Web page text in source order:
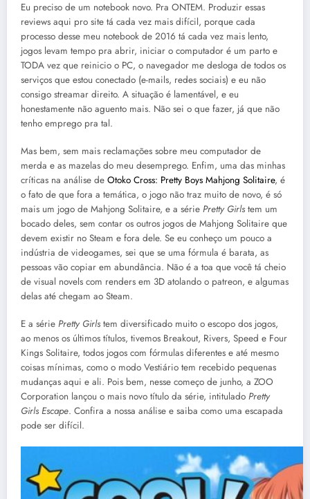
Eu preciso de um notebook novo. Pra ONTEM. Produzir essas
reviews aqui pro site tá cada vez mais difícil, porque cada
processo desse meu notebook de 2016 tá cada vez mais lento,
jogos levam tempo pra abrir, iniciar o computador é um parto e
TODA vez que reinicio o PC, o navegador me desloga de todos os
serviços que estou conectado (e-mails, redes sociais) e eu não
consigo streamar direito. A situação é lamentável, e eu
honestamente não aguento mais. Não sei o que fazer, já que não
tenho emprego pra tal.
Mas bem, sem mais reclamações sobre meu computador de
merda e as mazelas do meu desemprego. Enfim, uma das minhas
críticas na análise de Otoko Cross: Pretty Boys Mahjong Solitaire, é
o fato de que fora a temática, o jogo não traz muito de novo, é só
mais um jogo de Mahjong Solitaire, e a série Pretty Girls tem um
bocado deles, sem contar os outros jogos de Mahjong Solitaire que
devem existir no Steam e fora dele. Se eu conheço um pouco a
indústria de videogames, sei que se uma fórmula é barata, as
pessoas vão copiar em abundância. Não é a toa que você tá cheio
de visual novels com renders em 3D atolando o patreon, e algumas
delas até chegam ao Steam.
E a série Pretty Girls tem diversificado muito o escopo dos jogos,
ao menos os últimos títulos, tivemos Breakout, Rivers, Speed e Four
Kings Solitaire, todos jogos com fórmulas diferentes e até mesmo
coisas mínimas, como o modo Vestiário tem recebido pequenas
mudanças aqui e ali. Pois bem, nesse começo de junho, a ZOO
Corporation lançou o mais novo título da série, intitulado Pretty
Girls Escape. Confira a nossa análise e saiba como uma escapada
pode ser difícil.